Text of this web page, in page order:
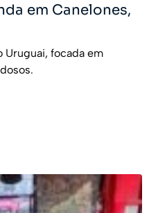
em Canelones,
Uruguai, focada em